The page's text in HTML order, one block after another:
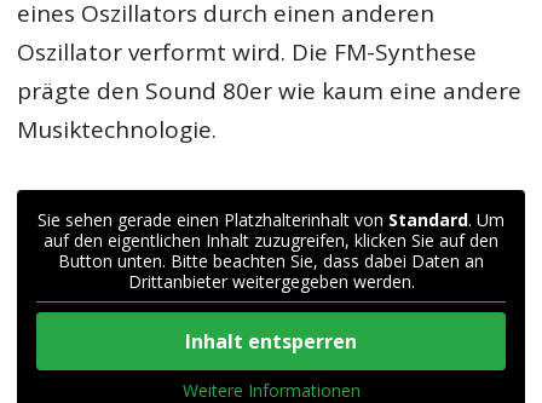
eines Oszillators durch einen anderen
Oszillator verformt wird. Die FM-Synthese
prägte den Sound 80er wie kaum eine andere
Musiktechnologie.
Sie sehen gerade einen Platzhalterinhalt von Standard. Um
auf den eigentlichen Inhalt zuzugreifen, klicken Sie auf den
Button unten. Bitte beachten Sie, dass dabei Daten an
Drittanbieter weitergegeben werden.
Inhalt entsperren
Weitere Informationen